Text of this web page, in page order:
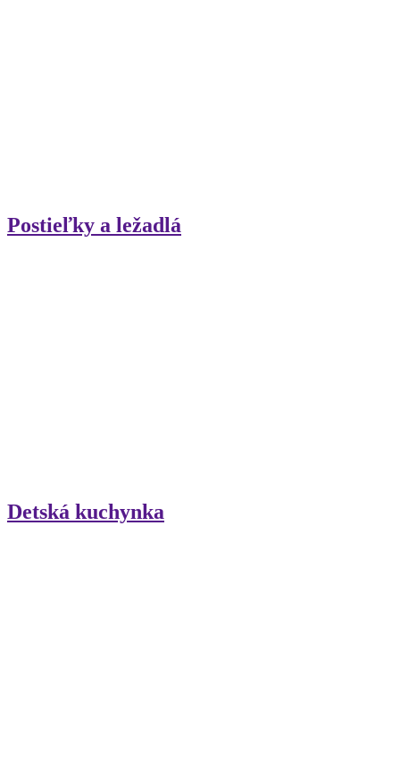
Postieľky a ležadlá
Detská kuchynka